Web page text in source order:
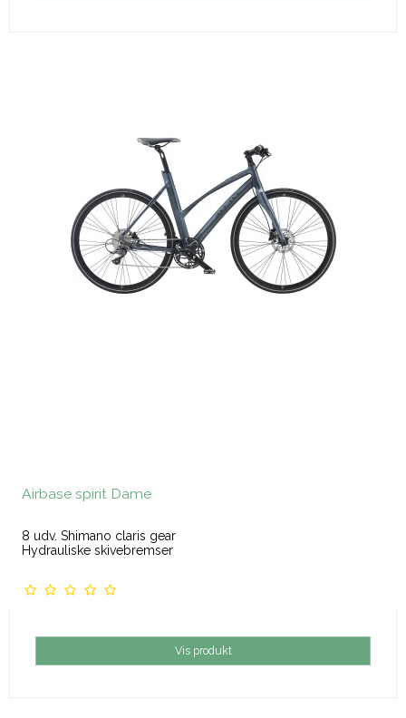
Airbase spirit Dame
8 udv. Shimano claris gear
Hydrauliske skivebremser
Vis produkt